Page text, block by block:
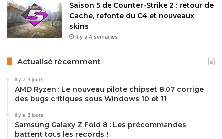
Restez connecté via Google News
Suivez-nous pour les dernières mises à jour et guides.
OnePlus
Copy URL
Saison 5 de Counter-Strike 2 : retour de
Cache, refonte du C4 et nouveaux
skins
il y a 4 semaines
Actualisé récemment
il y a 3 jours
AMD Ryzen : Le nouveau pilote chipset 8.07 corrige
des bugs critiques sous Windows 10 et 11
il y a 3 jours
Samsung Galaxy Z Fold 8 : Les précommandes
battent tous les records !